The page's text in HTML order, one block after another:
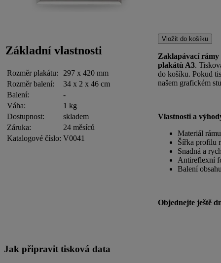
Základní vlastnosti
Rozměr plakátu:
297 x 420 mm
Rozměr balení:
34 x 2 x 46 cm
Balení:
-
Váha:
1 kg
Dostupnost:
skladem
Záruka:
24 měsíců
Katalogové číslo: V0041
Zaklapávací
plakátů A3.
do košíku. Pokud
našem grafickém
Vlastnosti a
Materiál
Šířka profilu
Snadná a
Antireflexní
Balení
Objednejte ještě
Jak připravit tisková data